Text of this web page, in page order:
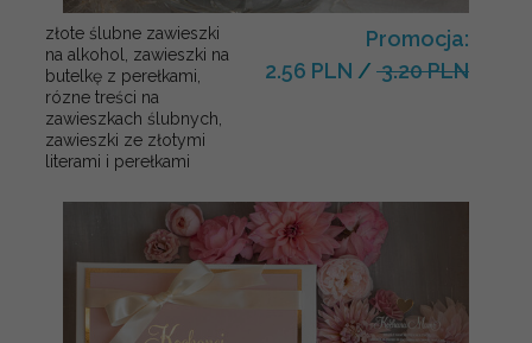
złote ślubne zawieszki
na alkohol, zawieszki na
butelkę z perełkami,
rózne treści na
zawieszkach ślubnych,
zawieszki ze złotymi
literami i perełkami
Promocja:
2.56 PLN / 3.20 PLN